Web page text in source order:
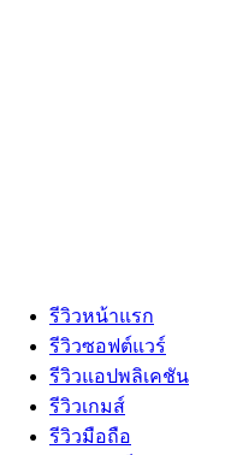
รีวิวหน้าแรก
รีวิวซอฟต์แวร์
รีวิวแอปพลิเคชัน
รีวิวเกมส์
รีวิวมือถือ